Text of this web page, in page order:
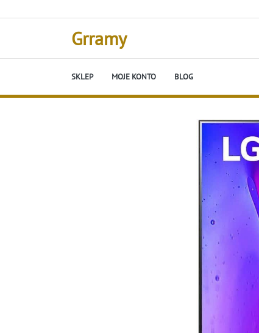
to
Grramy
SKLEP MOJE KONTO BLOG